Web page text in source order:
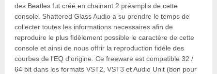
des Beatles fut créé en chainant 2 préamplis de cette
console. Shattered Glass Audio a su prendre le temps de
collecter toutes les informations necessaires afin de
reproduire le plus fidèlement possible le caractère de cette
console et ainsi de nous offrir la reproduction fidèle des
courbes de l'EQ d'origine. Ce freeware est compatible 32 /
64 bit dans les formats VST2, VST3 et Audio Unit (bon pour